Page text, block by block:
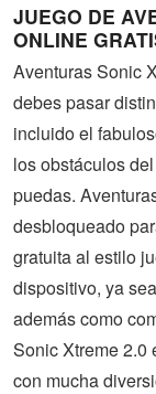
JUEGO DE
ONLINE
Aventuras Sonic
debes pasar
incluido el
los obstáculos
puedas.
desbloqueado
gratuita al estilo
dispositivo, ya
además como
Sonic Xtreme 2.0
con mucha